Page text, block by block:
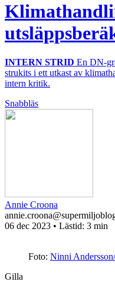
INTERN STRID En DN-
strukits i ett utkast av
intern kritik.
Snabbläs
Annie Croona
06 dec 2023 • Lästid: 3 min
Foto: Ninni
Gilla